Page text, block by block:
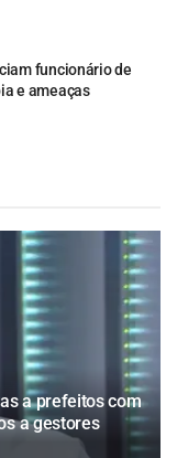
funcionário de
e ameaças
a prefeitos com
a gestores